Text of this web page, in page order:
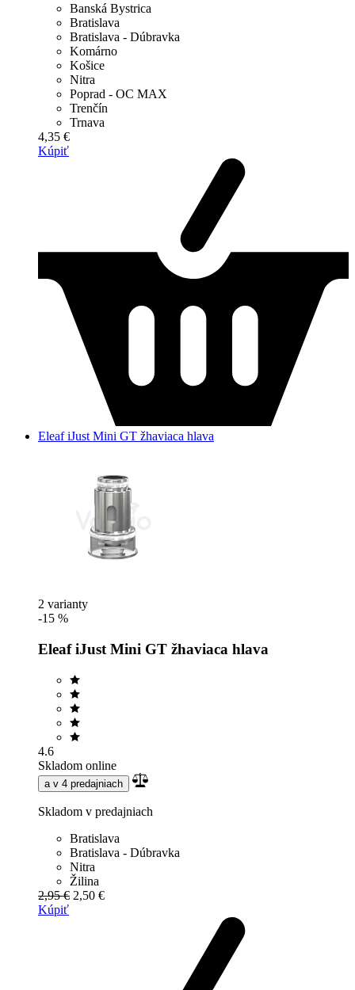
Banská Bystrica
Bratislava
Bratislava - Dúbravka
Komárno
Košice
Nitra
Poprad - OC MAX
Trenčín
Trnava
4,35 €
Kúpiť
Eleaf iJust Mini GT žhaviaca hlava
2 varianty
-15 %
Eleaf iJust Mini GT žhaviaca hlava
4.6
Skladom online
a v 4 predajniach
Skladom v predajniach
Bratislava
Bratislava - Dúbravka
Nitra
Žilina
2,95 € 2,50 €
Kúpiť